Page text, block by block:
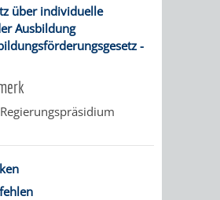
über individuelle
Ausbildung
-